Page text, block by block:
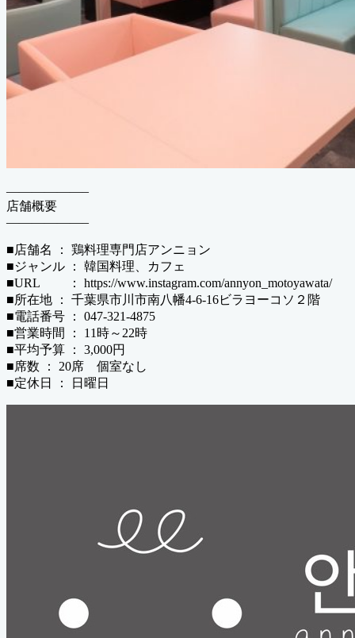
——————–
店舗概要
——————–
■店舗名 ： 鶏料理専門店アンニョン
■ジャンル ： 韓国料理、カフェ
■URL ： https://www.instagram.com/annyon_motoyawata/
■所在地 ： 千葉県市川市南八幡4-6-16ビラヨーコソ２階
■電話番号 ： 047-321-4875
■営業時間 ： 11時～22時
■平均予算 ： 3,000円
■席数 ： 20席 個室なし
■定休日 ： 日曜日